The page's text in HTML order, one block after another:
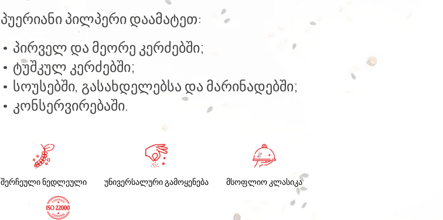
პუერიანი პილპერი დაამატეთ:
• პირველ და მეორე კერძებში;
• ტუშკულ კერძებში;
• სოუსებში, გასახდელებსა და მარინადებში;
• კონსერვირებაში.
შერჩეული ნედლეული უნივერსალური გამოყენება მსოფლიო კლასიკა